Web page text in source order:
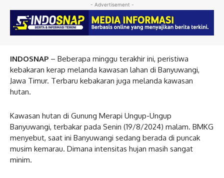
- Advertisement -
INDOSNAP – Beberapa minggu terakhir ini, peristiwa
kebakaran kerap melanda kawasan lahan di Banyuwangi,
Jawa Timur. Terbaru kebakaran juga melanda kawasan
hutan.
Kawasan hutan di Gunung Merapi Ungup-Ungup
Banyuwangi, terbakar pada Senin (19/8/2024) malam. BMKG
menyebut, saat ini Banyuwangi sedang berada di puncak
musim kemarau. Dimana intensitas hujan masih sangat
minim.